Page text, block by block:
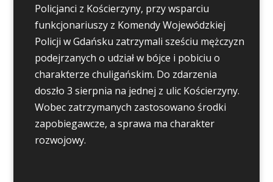
Policjanci z Kościerzyny, przy wsparciu
funkcjonariuszy z Komendy Wojewódzkiej
Policji w Gdańsku zatrzymali sześciu mężczyzn
podejrzanych o udział w bójce i pobiciu o
charakterze chuligańskim. Do zdarzenia
doszło 3 sierpnia na jednej z ulic Kościerzyny.
Wobec zatrzymanych zastosowano środki
zapobiegawcze, a sprawa ma charakter
rozwojowy.